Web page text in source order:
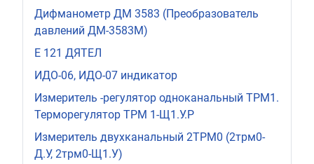
Дифманометр ДМ 3583 (Преобразователь
давлений ДМ-3583М)
Е 121 ДЯТЕЛ
ИДО-06, ИДО-07 индикатор
Измеритель -регулятор одноканальный ТРМ1.
Терморегулятор ТРМ 1-Щ1.У.Р
Измеритель двухканальный 2ТРМ0 (2трм0-
Д.У, 2трм0-Щ1.У)